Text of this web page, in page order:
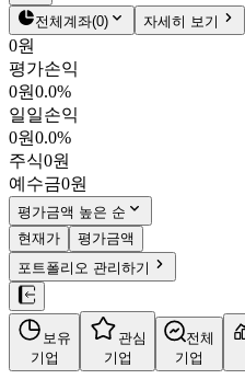
KG에코솔루션
5,830원
151860
KOSDAQ
시가총액
PBR0.19
PER2.96
fPER -
배당수익률2.57%
자사주비율11.86%
결산월12월
4분기누적
10년
주재무제표
펀더멘탈
밸류에이션
주주환원
컨센서스
주식정보
전체계좌(0) 자세히 보기
0원
평가손익
0원0.0%
일일손익
0원0.0%
주식0원
예수금0원
평가금액 높은 순
현재가
평가금액
포트폴리오 관리하기
보유
기업
관심
기업
전체
기업